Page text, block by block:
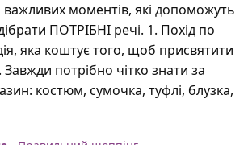
важливих моментів, які допоможуть
ПОТРІБНІ речі. 1. Похід по
яка коштує того, щоб присвятити
потрібно чітко знати за
костюм, сумочка, туфлі, блузка,